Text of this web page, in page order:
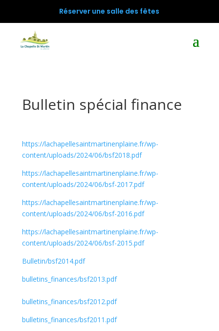
Réserver une salle des fêtes
Bulletin spécial finance
https://lachapellesaintmartinenplaine.fr/wp-
content/uploads/2024/06/bsf2018.pdf
https://lachapellesaintmartinenplaine.fr/wp-
content/uploads/2024/06/bsf-2017.pdf
https://lachapellesaintmartinenplaine.fr/wp-
content/uploads/2024/06/bsf-2016.pdf
https://lachapellesaintmartinenplaine.fr/wp-
content/uploads/2024/06/bsf-2015.pdf
Bulletin/bsf2014.pdf
bulletins_finances/bsf2013.pdf
bulletins_finances/bsf2012.pdf
bulletins_finances/bsf2011.pdf